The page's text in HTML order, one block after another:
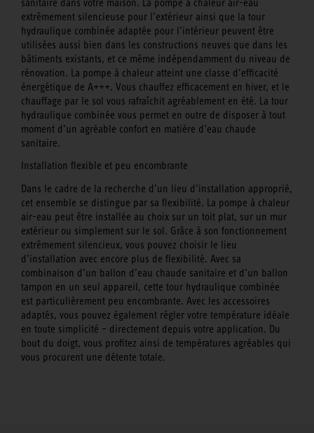
sanitaire dans votre maison. La pompe à chaleur air-eau
extrêmement silencieuse pour l’extérieur ainsi que la tour
hydraulique combinée adaptée pour l’intérieur peuvent être
utilisées aussi bien dans les constructions neuves que dans les
bâtiments existants, et ce même indépendamment du niveau de
rénovation. La pompe à chaleur atteint une classe d’efficacité
énergétique de A+++. Vous chauffez efficacement en hiver, et le
chauffage par le sol vous rafraîchit agréablement en été. La tour
hydraulique combinée vous permet en outre de disposer à tout
moment d’un agréable confort en matière d’eau chaude
sanitaire.
Installation flexible et peu encombrante
Dans le cadre de la recherche d’un lieu d’installation approprié,
cet ensemble se distingue par sa flexibilité. La pompe à chaleur
air-eau peut être installée au choix sur un toit plat, sur un mur
extérieur ou simplement sur le sol. Grâce à son fonctionnement
extrêmement silencieux, vous pouvez choisir le lieu
d’installation avec encore plus de flexibilité. Avec sa
combinaison d’un ballon d’eau chaude sanitaire et d’un ballon
tampon en un seul appareil, cette tour hydraulique combinée
est particulièrement peu encombrante. Avec les accessoires
adaptés, vous pouvez également régler votre température idéale
en toute simplicité – directement depuis votre application. Du
bout du doigt, vous profitez ainsi de températures agréables qui
vous procurent une détente totale.